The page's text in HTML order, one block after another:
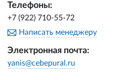
Телефоны:
+7 (922) 710-55-72
Написать менеджеру
Электронная почта:
yanis@cebepural.ru